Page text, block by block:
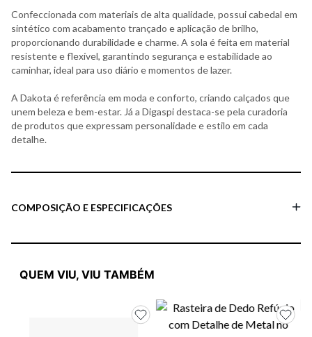
Confeccionada com materiais de alta qualidade, possui cabedal em
sintético com acabamento trançado e aplicação de brilho,
proporcionando durabilidade e charme. A sola é feita em material
resistente e flexível, garantindo segurança e estabilidade ao
caminhar, ideal para uso diário e momentos de lazer.
A Dakota é referência em moda e conforto, criando calçados que
unem beleza e bem-estar. Já a Digaspi destaca-se pela curadoria
de produtos que expressam personalidade e estilo em cada
detalhe.
COMPOSIÇÃO E ESPECIFICAÇÕES
QUEM VIU, VIU TAMBÉM